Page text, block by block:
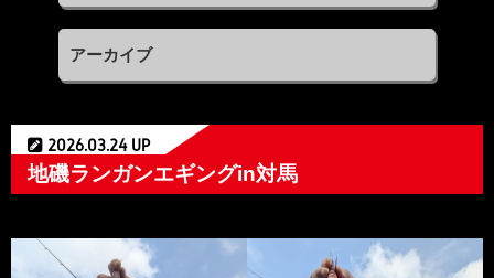
アーカイブ
2026.03.24 UP
地磯ランガンエギングin対馬